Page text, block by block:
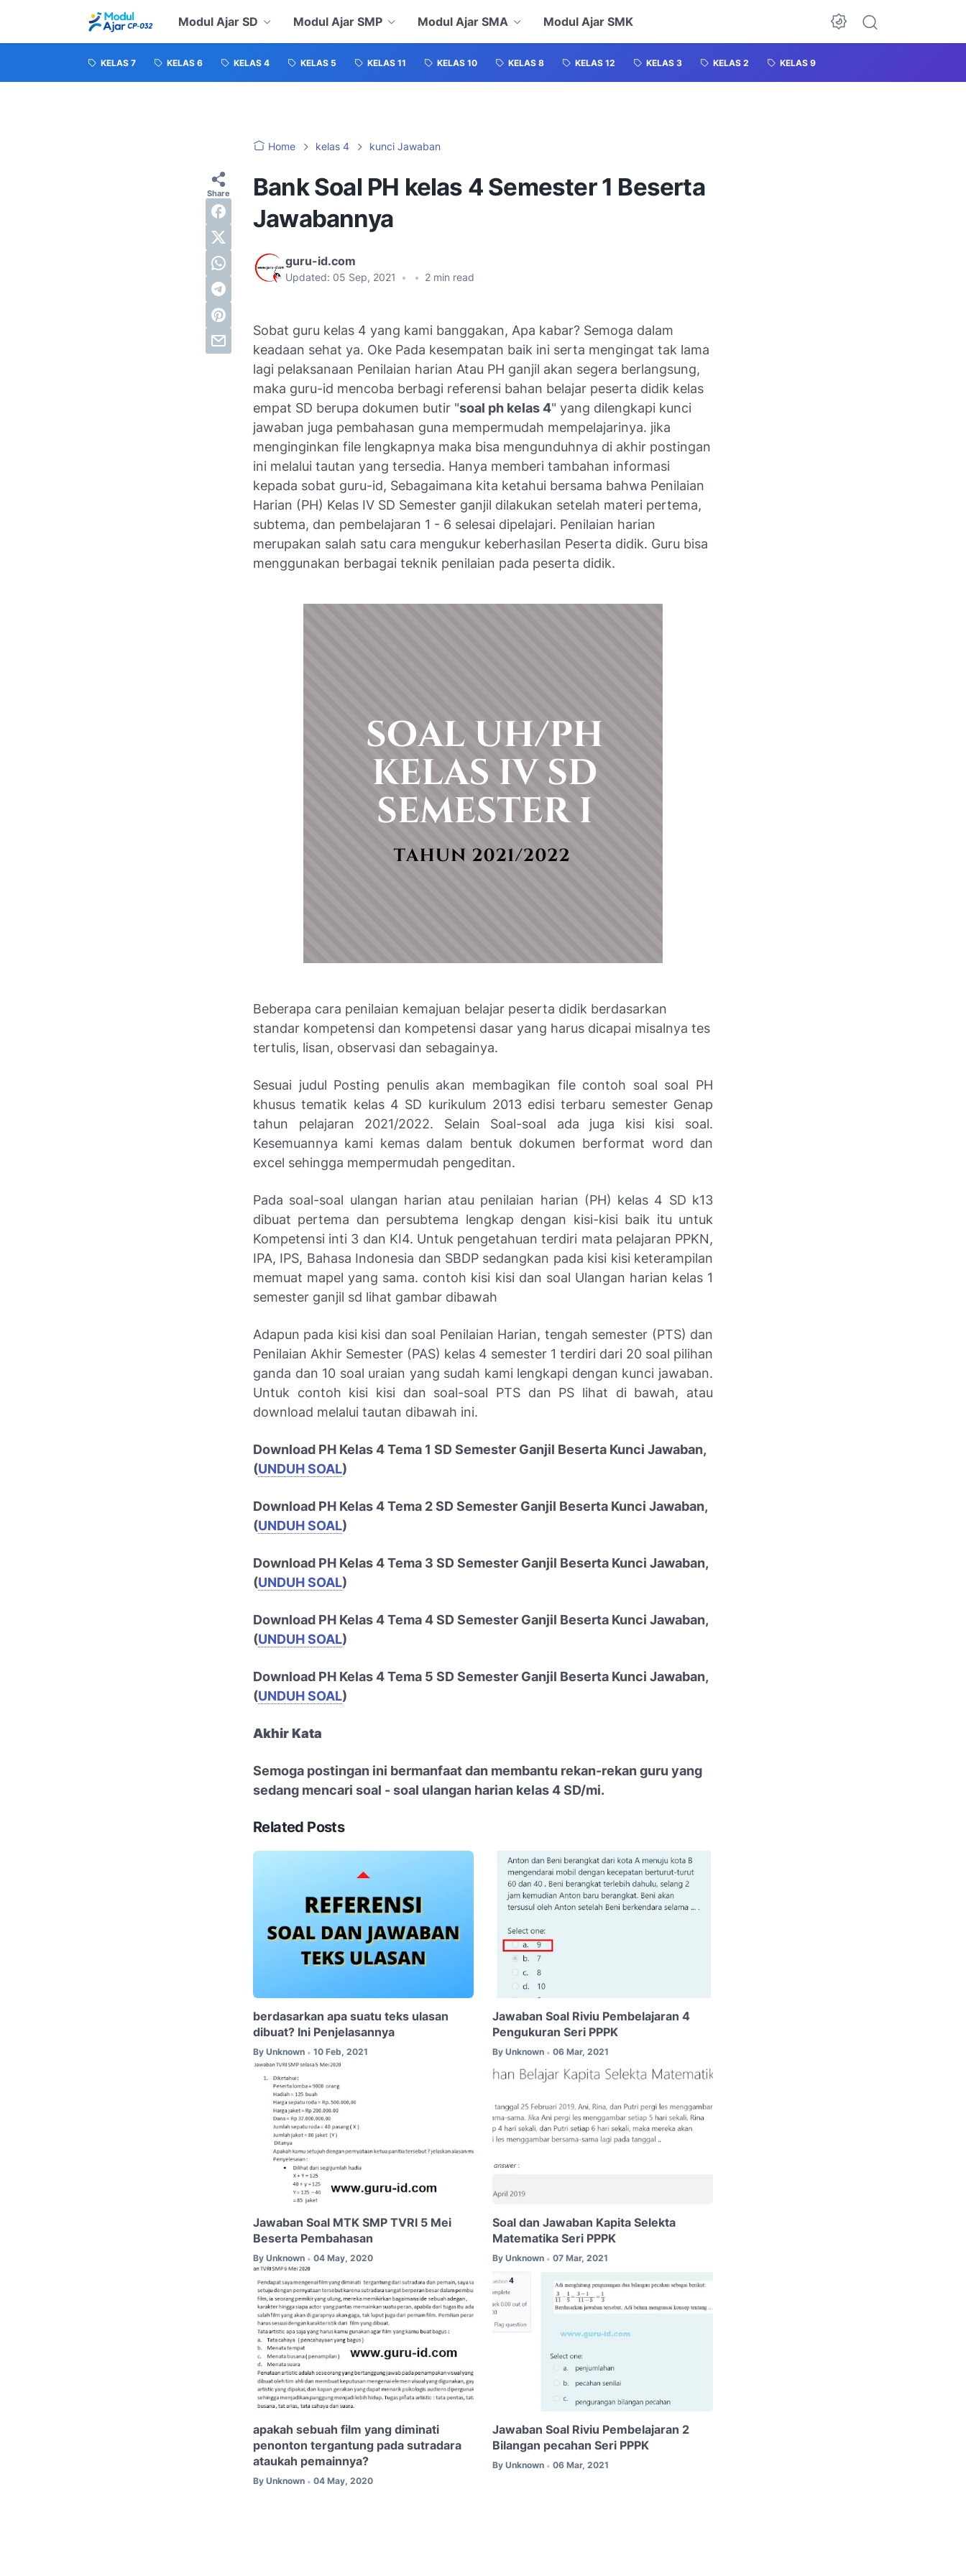
Modul Ajar SD Modul Ajar SMP Modul Ajar SMA Modul Ajar SMK
KELAS 7 KELAS 6 KELAS 4 KELAS 5 KELAS 11 KELAS 10 KELAS 8 KELAS 12 KELAS 3 KELAS 2 KELAS 9
Home kelas 4 kunci Jawaban
Bank Soal PH kelas 4 Semester 1 Beserta
Jawabannya
guru-id.com
Updated: 05 Sep, 2021 • • 2 min read
Sobat guru kelas 4 yang kami banggakan, Apa kabar? Semoga dalam
keadaan sehat ya. Oke Pada kesempatan baik ini serta mengingat tak lama
lagi pelaksanaan Penilaian harian Atau PH ganjil akan segera berlangsung,
maka guru-id mencoba berbagi referensi bahan belajar peserta didik kelas
empat SD berupa dokumen butir "soal ph kelas 4" yang dilengkapi kunci
jawaban juga pembahasan guna mempermudah mempelajarinya. jika
menginginkan file lengkapnya maka bisa mengunduhnya di akhir postingan
ini melalui tautan yang tersedia. Hanya memberi tambahan informasi
kepada sobat guru-id, Sebagaimana kita ketahui bersama bahwa Penilaian
Harian (PH) Kelas IV SD Semester ganjil dilakukan setelah materi pertema,
subtema, dan pembelajaran 1 - 6 selesai dipelajari. Penilaian harian
merupakan salah satu cara mengukur keberhasilan Peserta didik. Guru bisa
menggunakan berbagai teknik penilaian pada peserta didik.
Beberapa cara penilaian kemajuan belajar peserta didik berdasarkan
standar kompetensi dan kompetensi dasar yang harus dicapai misalnya tes
tertulis, lisan, observasi dan sebagainya.
Sesuai judul Posting penulis akan membagikan file contoh soal soal PH
khusus tematik kelas 4 SD kurikulum 2013 edisi terbaru semester Genap
tahun pelajaran 2021/2022. Selain Soal-soal ada juga kisi kisi soal.
Kesemuannya kami kemas dalam bentuk dokumen berformat word dan
excel sehingga mempermudah pengeditan.
Pada soal-soal ulangan harian atau penilaian harian (PH) kelas 4 SD k13
dibuat pertema dan persubtema lengkap dengan kisi-kisi baik itu untuk
Kompetensi inti 3 dan KI4. Untuk pengetahuan terdiri mata pelajaran PPKN,
IPA, IPS, Bahasa Indonesia dan SBDP sedangkan pada kisi kisi keterampilan
memuat mapel yang sama. contoh kisi kisi dan soal Ulangan harian kelas 1
semester ganjil sd lihat gambar dibawah
Adapun pada kisi kisi dan soal Penilaian Harian, tengah semester (PTS) dan
Penilaian Akhir Semester (PAS) kelas 4 semester 1 terdiri dari 20 soal pilihan
ganda dan 10 soal uraian yang sudah kami lengkapi dengan kunci jawaban.
Untuk contoh kisi kisi dan soal-soal PTS dan PS lihat di bawah, atau
download melalui tautan dibawah ini.
Download PH Kelas 4 Tema 1 SD Semester Ganjil Beserta Kunci Jawaban,
(UNDUH SOAL)
Download PH Kelas 4 Tema 2 SD Semester Ganjil Beserta Kunci Jawaban,
(UNDUH SOAL)
Download PH Kelas 4 Tema 3 SD Semester Ganjil Beserta Kunci Jawaban,
(UNDUH SOAL)
Download PH Kelas 4 Tema 4 SD Semester Ganjil Beserta Kunci Jawaban,
(UNDUH SOAL)
Download PH Kelas 4 Tema 5 SD Semester Ganjil Beserta Kunci Jawaban,
(UNDUH SOAL)
Akhir Kata
Semoga postingan ini bermanfaat dan membantu rekan-rekan guru yang
sedang mencari soal - soal ulangan harian kelas 4 SD/mi.
Related Posts
berdasarkan apa suatu teks ulasan
dibuat? Ini Penjelasannya
By Unknown • 10 Feb, 2021
Jawaban Soal Riviu Pembelajaran 4
Pengukuran Seri PPPK
By Unknown • 06 Mar, 2021
Jawaban Soal MTK SMP TVRI 5 Mei
Beserta Pembahasan
By Unknown • 04 May, 2020
Soal dan Jawaban Kapita Selekta
Matematika Seri PPPK
By Unknown • 07 Mar, 2021
apakah sebuah film yang diminati
penonton tergantung pada sutradara
ataukah pemainnya?
By Unknown • 04 May, 2020
Jawaban Soal Riviu Pembelajaran 2
Bilangan pecahan Seri PPPK
By Unknown • 06 Mar, 2021